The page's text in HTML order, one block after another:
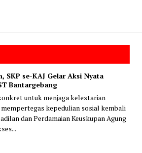
SKP se-KAJ Gelar Aksi Nyata
Bantargebang
untuk menjaga kelestarian
kepedulian sosial kembali
dan Perdamaian Keuskupan Agung